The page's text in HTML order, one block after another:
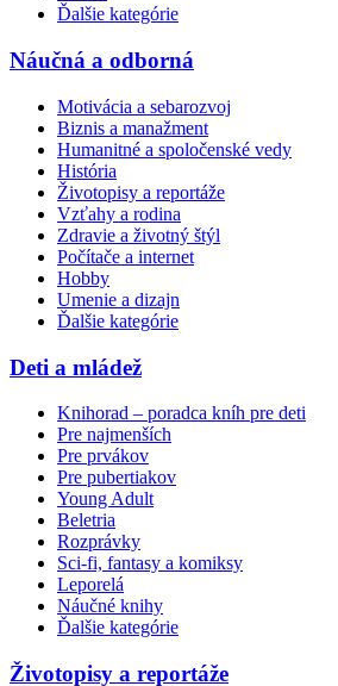
Ďalšie kategórie
Náučná a odborná
Motivácia a sebarozvoj
Biznis a manažment
Humanitné a spoločenské vedy
História
Životopisy a reportáže
Vzťahy a rodina
Zdravie a životný štýl
Počítače a internet
Hobby
Umenie a dizajn
Ďalšie kategórie
Deti a mládež
Knihorad – poradca kníh pre deti
Pre najmenších
Pre prvákov
Pre pubertiakov
Young Adult
Beletria
Rozprávky
Sci-fi, fantasy a komiksy
Leporelá
Náučné knihy
Ďalšie kategórie
Životopisy a reportáže